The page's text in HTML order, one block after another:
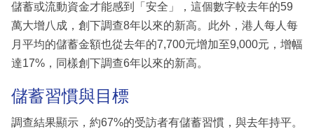
儲蓄或流動資金才能感到「安全」，這個數字較去年的59
萬大增八成，創下調查8年以來的新高。此外，港人每人每
月平均的儲蓄金額也從去年的7,700元增加至9,000元，增幅
達17%，同樣創下調查6年以來的新高。
儲蓄習慣與目標
調查結果顯示，約67%的受訪者有儲蓄習慣，與去年持平。